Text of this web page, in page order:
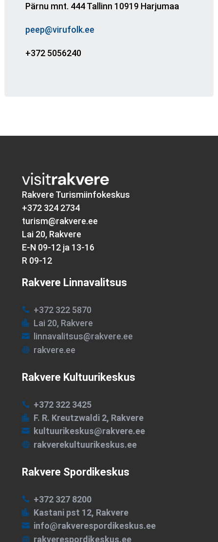
Pärnu mnt. 444 Tallinn 10919 Harjumaa
peep@virufolk.ee
+372 5056240
Rakvere Turismiinfokeskus
+372 324 2734
turism@rakvere.ee
Lai 20, Rakvere
E-N 09-12 ja 13-16
R 09-12
Rakvere Linnavalitsus
 +372 322 5870
 Lai 20, Rakvere
 linnavalitsus@rakvere.ee
 rakvere.ee
Rakvere Kultuurikeskus
 +372 322 3425
 F. R. Kreutzwaldi 2, Rakvere
 kultuurikeskus@rakvere.ee
 rakverekultuurikeskus.ee
Rakvere Spordikeskus
 +372 327 8200
 Kastani pst 12, Rakvere
 info@rakverespordikeskus.ee
 rakverespordikeskus.ee